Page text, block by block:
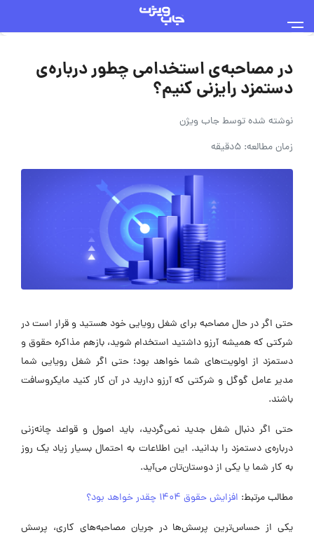
در مصاحبه‌ی استخدامی چطور درباره‌ی
دستمزد رایزنی کنیم؟
نوشته شده توسطجاب ویژن
زمان مطالعه: 5دقیقه
حتی اگر در حال مصاحبه برای شغل رویایی خود هستید و قرار است در
شرکتی که همیشه آرزو داشتید استخدام شوید، بازهم مذاکره حقوق و
دستمزد از اولویت‌های شما خواهد بود؛ حتی اگر شغل رویایی شما
مدیر عامل گوگل و شرکتی که آرزو دارید در آن کار کنید مایکروسافت
باشند.
حتی اگر دنبال شغل جدید نمی‌گردید، باید اصول و قواعد چانه‌زنی
درباره‌ی دستمزد را بدانید. این اطلاعات به احتمال بسیار زیاد یک روز
به کار شما یا یکی از دوستان‌تان می‌آید.
مطالب مرتبط: افزایش حقوق 1404 چقدر خواهد بود؟
یکی از حساس‌ترین پرسش‌ها در جریان مصاحبه‌های کاری، پرسش